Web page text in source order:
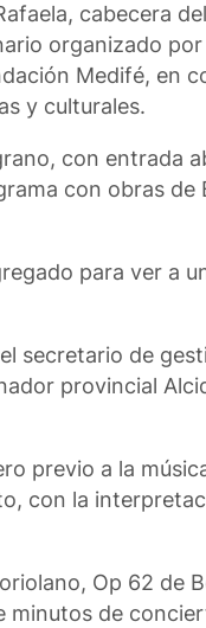
cabecera
organizado
Medifé, en
y culturales.
con entrada
con obras de
para ver a
secretario de
provincial
previo a la
con la
Op 62 de
minutos de